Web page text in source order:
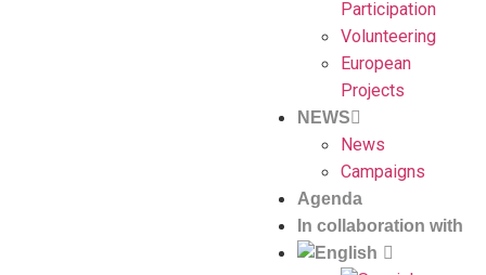
Participation
Volunteering
European
Projects
NEWS
News
Campaigns
Agenda
In collaboration with